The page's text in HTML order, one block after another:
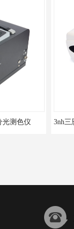
3nh三恩时电脑色差仪NH310 便携式精密色差仪